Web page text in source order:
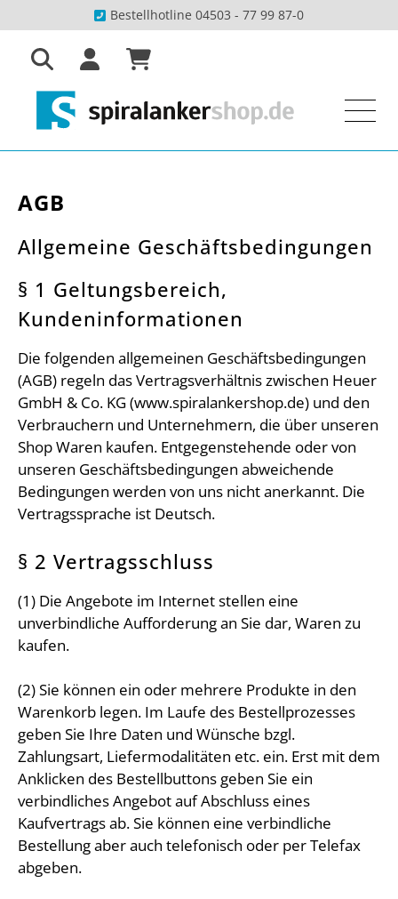
Bestellhotline 04503 - 77 99 87-0
AGB
Allgemeine Geschäftsbedingungen
§ 1 Geltungsbereich,
Kundeninformationen
Die folgenden allgemeinen Geschäftsbedingungen
(AGB) regeln das Vertragsverhältnis zwischen Heuer
GmbH & Co. KG (www.spiralankershop.de) und den
Verbrauchern und Unternehmern, die über unseren
Shop Waren kaufen. Entgegenstehende oder von
unseren Geschäftsbedingungen abweichende
Bedingungen werden von uns nicht anerkannt. Die
Vertragssprache ist Deutsch.
§ 2 Vertragsschluss
(1) Die Angebote im Internet stellen eine
unverbindliche Aufforderung an Sie dar, Waren zu
kaufen.
(2) Sie können ein oder mehrere Produkte in den
Warenkorb legen. Im Laufe des Bestellprozesses
geben Sie Ihre Daten und Wünsche bzgl.
Zahlungsart, Liefermodalitäten etc. ein. Erst mit dem
Anklicken des Bestellbuttons geben Sie ein
verbindliches Angebot auf Abschluss eines
Kaufvertrags ab. Sie können eine verbindliche
Bestellung aber auch telefonisch oder per Telefax
abgeben.